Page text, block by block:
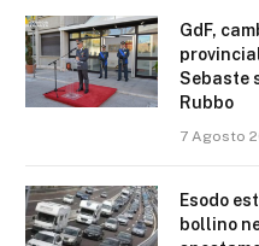
GdF,
Sebaste
Rubbo
7 Agosto
Esodo
bollino